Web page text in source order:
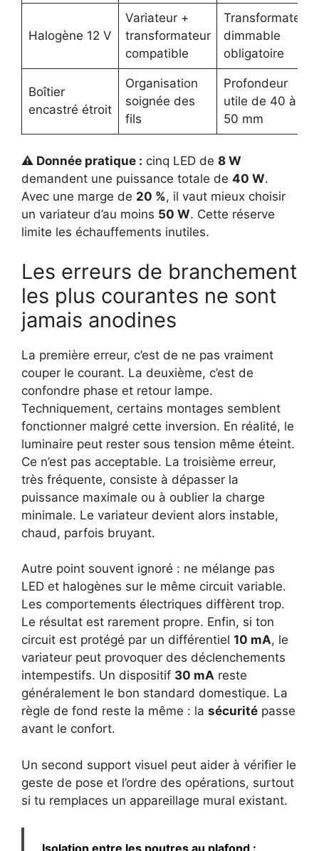
Halogène 12 V
Variateur +
transformateur
compatible
Transformateur
dimmable
obligatoire
Boîtier
encastré étroit
Organisation
soignée des
fils
Profondeur
utile de 40 à
50 mm
⚠️ Donnée pratique : cinq LED de 8 W
demandent une puissance totale de 40 W.
Avec une marge de 20 %, il vaut mieux choisir
un variateur d’au moins 50 W. Cette réserve
limite les échauffements inutiles.
Les erreurs de branchement
les plus courantes ne sont
jamais anodines
La première erreur, c’est de ne pas vraiment
couper le courant. La deuxième, c’est de
confondre phase et retour lampe.
Techniquement, certains montages semblent
fonctionner malgré cette inversion. En réalité, le
luminaire peut rester sous tension même éteint.
Ce n’est pas acceptable. La troisième erreur,
très fréquente, consiste à dépasser la
puissance maximale ou à oublier la charge
minimale. Le variateur devient alors instable,
chaud, parfois bruyant.
Autre point souvent ignoré : ne mélange pas
LED et halogènes sur le même circuit variable.
Les comportements électriques diffèrent trop.
Le résultat est rarement propre. Enfin, si ton
circuit est protégé par un différentiel 10 mA, le
variateur peut provoquer des déclenchements
intempestifs. Un dispositif 30 mA reste
généralement le bon standard domestique. La
règle de fond reste la même : la sécurité passe
avant le confort.
Un second support visuel peut aider à vérifier le
geste de pose et l’ordre des opérations, surtout
si tu remplaces un appareillage mural existant.